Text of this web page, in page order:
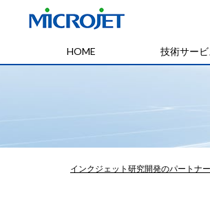
HOME 技術サービ
インクジェット研究開発のパートナ